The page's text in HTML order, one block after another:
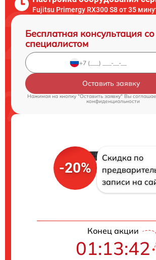
Fujitsu Primergy RX300 S8 от 35
Бесплатная консультация со
специалистом
Оставить заявку
Нажимая на кнопку "Оставить заявку" Вы
конфиденциальности
-20%
Скидка по
записи на
Конец акции
01:13:41